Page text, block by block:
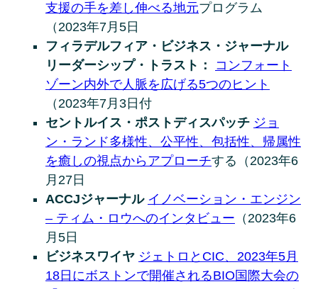
支援の手を差し伸べる地元プログラム
（2023年7月5日
フィラデルフィア・ビジネス・ジャーナル
リーダーシップ・トラスト：
コンフォート
ゾーン内外で人脈を広げる5つのヒント
（2023年7月3日付
セントルイス・ポストディスパッチ ジョ
ン・ランド多様性、公平性、包括性、帰属性
を癒しの視点からアプローチする（2023年6
月27日
ACCJジャーナル イノベーション・エンジン
– ティム・ロウへのインタビュー （2023年6
月5日
ビジネスワイヤ ジェトロとCIC、2023年5月
18日にボストンで開催されるBIO国際大会の